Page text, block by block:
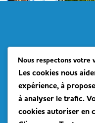
TROYANO-
Nous respectons votre
Les cookies nous
expérience, à
à analyser le trafic.
cookies autoriser en